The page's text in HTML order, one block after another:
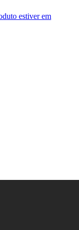
estiver em